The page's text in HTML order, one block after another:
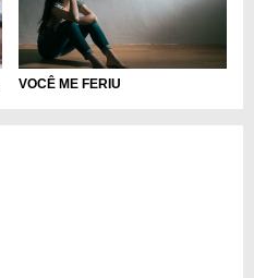
VOCÊ ME FERIU